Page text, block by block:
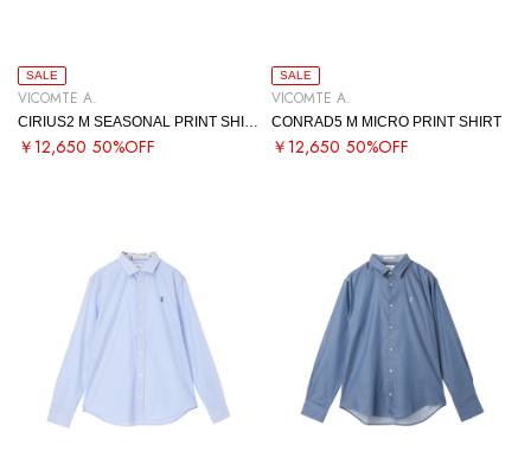
SALE
VICOMTE A.
￥12,650 50%OFF
SALE
VICOMTE A.
CONRAD5 M MICRO PRINT SHIRT
￥12,650 50%OFF